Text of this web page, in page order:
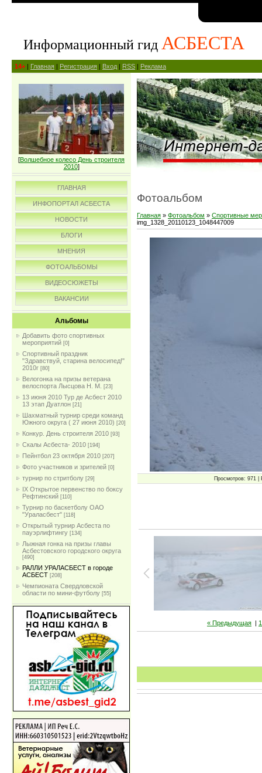
Информационный гид АСБЕСТА
14+ | Главная | Регистрация | Вход | RSS | Реклама
[Волшебное колесо День строителя
2010]
ГЛАВНАЯ
ИНФОПОРТАЛ АСБЕСТА
НОВОСТИ
БЛОГИ
МНЕНИЯ
ФОТОАЛЬБОМЫ
ВИДЕОСЮЖЕТЫ
ВАКАНСИИ
Альбомы
Добавить фото спортивных
мероприятий [0]
Спортивный праздник
"Здравствуй, старина велосипед!"
2010г [80]
Велогонка на призы ветерана
велоспорта Лысцова Н. М.
[23]
13 июня 2010 Тур де Асбест 2010
13 этап Дуатлон [21]
Шахматный турнир среди команд
Южного округа ( 27 июня 2010) [20]
Конкур. День строителя 2010 [93]
Скалы Асбеста- 2010 [194]
Пейнтбол 23 октября 2010 [207]
Фото участников и зрителей [0]
турнир по стритболу [29]
IX Открытое первенство по боксу
Рефтинский [110]
Турнир по баскетболу ОАО
"Ураласбест" [118]
Открытый турнир Асбеста по
пауэрлифтингу [134]
Лыжная гонка на призы главы
Асбестовского городского округа
[490]
РАЛЛИ УРАЛАСБЕСТ в городе
АСБЕСТ [208]
Чемпионата Свердловской
области по мини-футболу [55]
Фотоальбом
Главная » Фотоальбом » Спортивные
img_1328_20110123_1048447009
Просмотров: 971 |
« Предыдущая |